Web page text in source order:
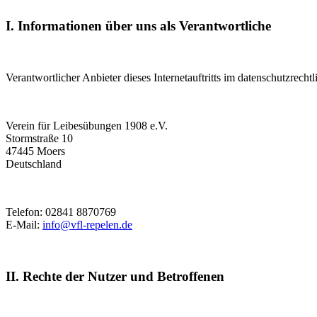
I. Informationen über uns als Verantwortliche
Verantwortlicher Anbieter dieses Internetauftritts im
Verein für Leibesübungen 1908 e.V.
Stormstraße 10
47445 Moers
Deutschland
Telefon: 02841 8870769
E-Mail: info@vfl-repelen.de
II. Rechte der Nutzer und Betroffenen